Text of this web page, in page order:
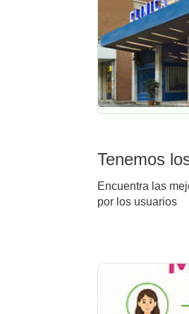
Tenemos
Encuentra las
por los usuarios